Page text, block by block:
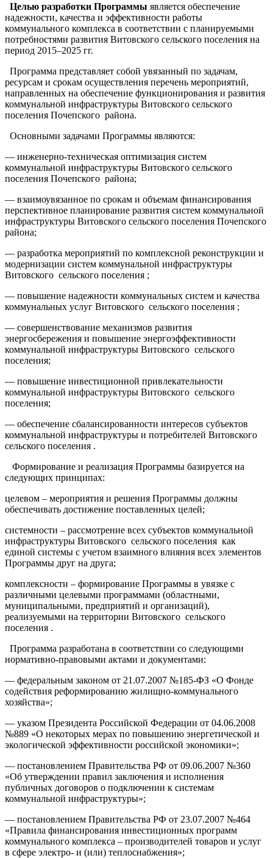
Целью разработки Программы является обеспечение
надежности, качества и эффективности работы
коммунального комплекса в соответствии с планируемыми
потребностями развития Витовского сельского поселения на
период 2015–2025 гг.
Программа представляет собой увязанный по задачам,
ресурсам и срокам осуществления перечень мероприятий,
направленных на обеспечение функционирования и развития
коммунальной инфраструктуры Витовского сельского
поселения Почепского района.
Основными задачами Программы являются:
— инженерно-техническая оптимизация систем
коммунальной инфраструктуры Витовского сельского
поселения Почепского района;
— взаимоувязанное по срокам и объемам финансирования
перспективное планирование развития систем коммунальной
инфраструктуры Витовского сельского поселения Почепского
района;
— разработка мероприятий по комплексной реконструкции и
модернизации систем коммунальной инфраструктуры
Витовского сельского поселения ;
— повышение надежности коммунальных систем и качества
коммунальных услуг Витовского сельского поселения ;
— совершенствование механизмов развития
энергосбережения и повышение энергоэффективности
коммунальной инфраструктуры Витовского сельского
поселения;
— повышение инвестиционной привлекательности
коммунальной инфраструктуры Витовского сельского
поселения;
— обеспечение сбалансированности интересов субъектов
коммунальной инфраструктуры и потребителей Витовского
сельского поселения .
Формирование и реализация Программы базируется на
следующих принципах:
целевом – мероприятия и решения Программы должны
обеспечивать достижение поставленных целей;
системности – рассмотрение всех субъектов коммунальной
инфраструктуры Витовского сельского поселения как
единой системы с учетом взаимного влияния всех элементов
Программы друг на друга;
комплексности – формирование Программы в увязке с
различными целевыми программами (областными,
муниципальными, предприятий и организаций),
реализуемыми на территории Витовского сельского
поселения .
Программа разработана в соответствии со следующими
нормативно-правовыми актами и документами:
— федеральным законом от 21.07.2007 №185-ФЗ «О Фонде
содействия реформированию жилищно-коммунального
хозяйства»;
— указом Президента Российской Федерации от 04.06.2008
№889 «О некоторых мерах по повышению энергетической и
экологической эффективности российской экономики»;
— постановлением Правительства РФ от 09.06.2007 №360
«Об утверждении правил заключения и исполнения
публичных договоров о подключении к системам
коммунальной инфраструктуры»;
— постановлением Правительства РФ от 23.07.2007 №464
«Правила финансирования инвестиционных программ
коммунального комплекса – производителей товаров и услуг
в сфере электро- и (или) теплоснабжения»;